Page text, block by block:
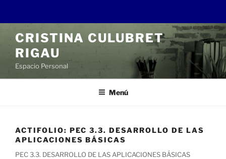
contenido
CRISTINA CULUBRET
RIGAU
Espacio Personal
Menú
ACTIFOLIO: PEC 3.3. DESARROLLO DE LAS
APLICACIONES BÁSICAS
PEC 3.3. DESARROLLO DE LAS APLICACIONES BÁSICAS